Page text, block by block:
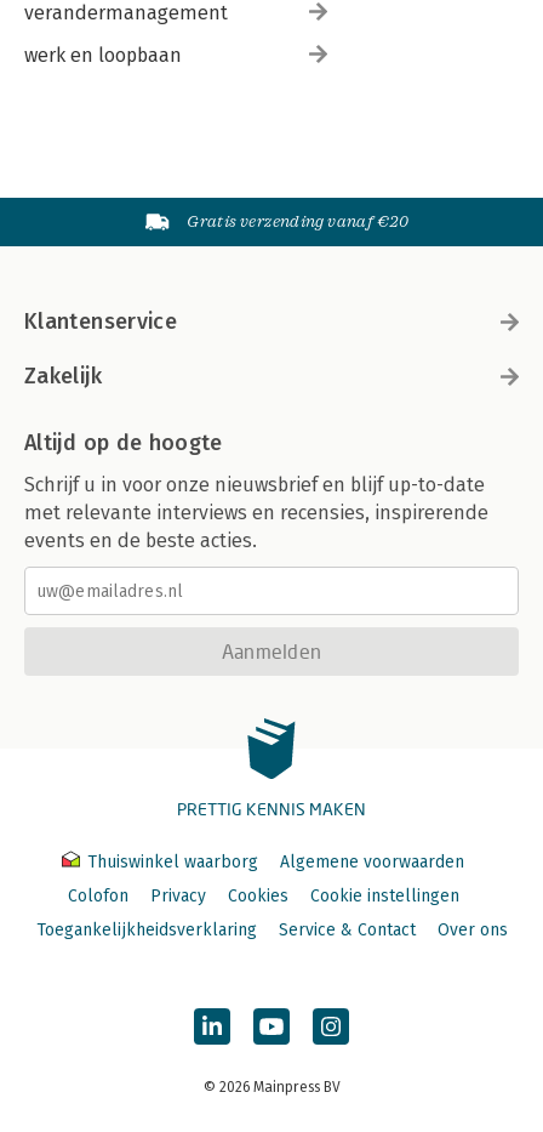
verandermanagement
werk en loopbaan
Gratis verzending vanaf €20
Klantenservice
Zakelijk
Altijd op de hoogte
Schrijf u in voor onze nieuwsbrief en blijf up-to-date
met relevante interviews en recensies, inspirerende
events en de beste acties.
Aanmelden
PRETTIG KENNIS MAKEN
Thuiswinkel waarborg
Algemene voorwaarden
Colofon
Privacy Cookies
Cookie instellingen
Toegankelijkheidsverklaring
Service & Contact Over ons
© 2026 Mainpress BV